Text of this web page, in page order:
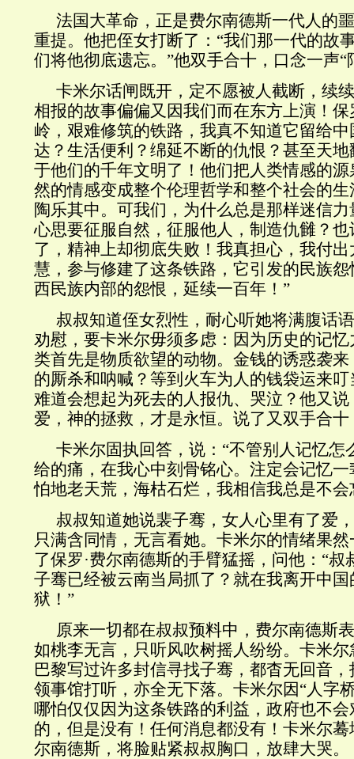
法国大革命，正是费尔南德斯一代人的
重提。他把侄女打断了：“我们那一代的故
们将他彻底遗忘。”他双手合十，口念一声“
卡米尔话闸既开，定不愿被人截断，续
相报的故事偏偏又因我们而在东方上演！
岭，艰难修筑的铁路，我真不知道它留给
达？生活便利？绵延不断的仇恨？甚至天
于他们的千年文明了！他们把人类情感的
然的情感变成整个伦理哲学和整个社会的
陶乐其中。可我们，为什么总是那样迷信
心思要征服自然，征服他人，制造仇雠？
了，精神上却彻底失败！我真担心，我付
慧，参与修建了这条铁路，它引发的民族
西民族内部的怨恨，延续一百年！”
叔叔知道侄女烈性，耐心听她将满腹话
劝慰，要卡米尔毋须多虑：因为历史的记
类首先是物质欲望的动物。金钱的诱惑袭
的厮杀和呐喊？等到火车为人的钱袋运来
难道会想起为死去的人报仇、哭泣？他又
爱，神的拯救，才是永恒。说了又双手合十
卡米尔固执回答，说：“不管别人记忆怎
给的痛，在我心中刻骨铭心。注定会记忆
怕地老天荒，海枯石烂，我相信我总是不会
叔叔知道她说裴子骞，女人心里有了爱
只满含同情，无言看她。卡米尔的情绪果
了保罗·费尔南德斯的手臂猛摇，问他：“
子骞已经被云南当局抓了？就在我离开中
狱！”
原来一切都在叔叔预料中，费尔南德斯
如桃李无言，只听风吹树摇人纷纷。卡米
巴黎写过许多封信寻找子骞，都杳无回音
领事馆打听，亦全无下落。卡米尔因“人字
哪怕仅仅因为这条铁路的利益，政府也不
的，但是没有！任何消息都没有！卡米尔
尔南德斯，将脸贴紧叔叔胸口，放肆大哭。